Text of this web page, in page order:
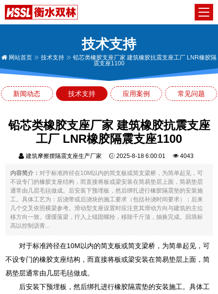
技术支持
网站首页 技术支持
铅芯类橡胶支座厂家 建筑橡胶抗震支座工厂 LNR橡胶隔
震支座1100
新闻动态 技术支持 应用案例 常见问题
铅芯类橡胶支座厂家 建筑橡胶抗震支座
工厂 LNR橡胶隔震支座1100
建筑摩擦摆隔震支座生产厂家 2025-8-18 6:00:01 4043
内容简介： 对于标准跨径在10M以内的简支板或简支梁桥，为简单起见，可
不设专门的橡胶支座结构，而直接将板或梁安装在简易垫层上面，简易垫层
通常由几层毛毡做成。后安装下预埋板，然后绑扎进行橡胶隔震垫的安装施
工。具体工艺为：后浇带或后浇块的施工要求（包括补浇时间要求）；后来
几个交叉依照横梁参考。滑动型支座设置时应注意其滑动方向与建筑的主位
移方向一致。缓缓落梁，拧入上锚固螺栓，移除千斤顶，抽换完成。回填标
高以控制沥青...
对于标准跨径在10M以内的简支板或简支梁桥，为简单起见，可
不设专门的橡胶支座结构，而直接将板或梁安装在简易垫层上面，简
易垫层通常由几层毛毡做成。
后安装下预埋板，然后绑扎进行橡胶隔震垫的安装施工。具体工